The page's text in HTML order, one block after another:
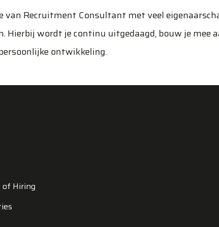
van Recruitment Consultant met veel
Hierbij wordt je continu uitgedaagd, bouw je mee
ontwikkeling.
of Hiring